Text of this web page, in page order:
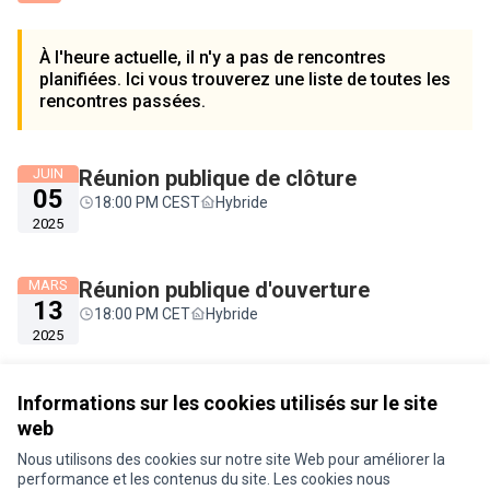
Informations sur les cookies utilisés sur le site
web
Nous utilisons des cookies sur notre site Web pour améliorer la
performance et les contenus du site. Les cookies nous
À l'heure actuelle, il n'y a pas de rencontres
planifiées. Ici vous trouverez une liste de toutes les
rencontres passées.
JUIN
05
2025
Réunion publique de clôture
18:00 PM CEST Hybride
MARS
13
2025
Réunion publique d'ouverture
18:00 PM CET Hybride